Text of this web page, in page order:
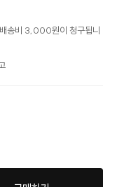
송비 3,000원이 청구됩니